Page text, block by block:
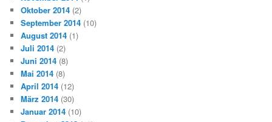
Oktober 2014 (2)
September 2014 (10)
August 2014 (1)
Juli 2014 (2)
Juni 2014 (8)
Mai 2014 (8)
April 2014 (12)
März 2014 (30)
Januar 2014 (10)